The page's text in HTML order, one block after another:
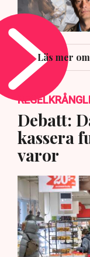
Läs mer
Debatt:
kassera
varor